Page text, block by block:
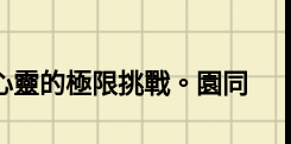
靈的極限挑戰。園同